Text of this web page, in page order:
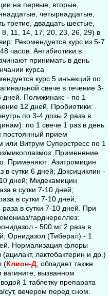
на первые, вторые,
четырнадцатые,
третие, двадцать шестые,
8, 11, 14, 17, 20, 23, 26, 29) в
Рекомендуется курс из 5-7
часов. Антибиотики в
принимать в день
курса
курс 5 инъекций по
свече в течение 3-
дней. Полижинакс - по 1
12 дней. Пробиотики:
по 3-4 дозы 2 раза в
по 1 свече 1 раз в день
постоянный прием
Витрум Суперстресс по 1
микоплазмоз: Применение
Применяют: Азитромицин
сутки 6 дней; Доксициклин -
дней; Мидекамицин
в сутки 7-10 дней;
в сутки 7-10 дней;
в сутки 7-10 дней. При
гарднереллез:
- 500 мг 2 раза в
Орнидазол (Тиберал) - 1
Нормализация флоры
лактобактерин и др.)
(Клион-Д , обладает также
вызванном
1 таблетку препарата
сут, вечером перед сном.